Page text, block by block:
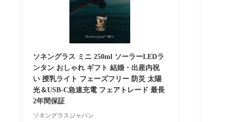
ソネングラス ミニ 250ml ソーラーLEDラ
ンタン おしゃれ ギフト 結婚・出産内祝
い 授乳ライト フェーズフリー 防災 太陽
光＆USB-C急速充電 フェアトレード 最長
2年間保証
ソネングラスジャパン